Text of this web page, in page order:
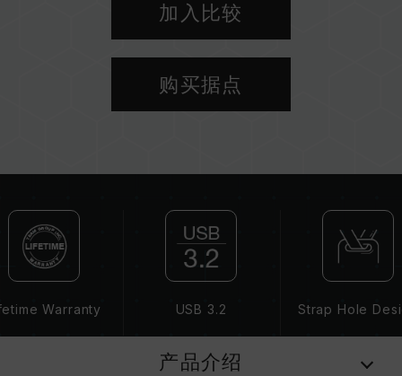
加入比较
购买据点
Warranty USB 3.2 Strap Hole
产品介绍